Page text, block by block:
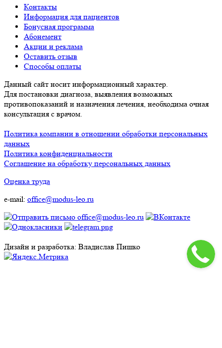
Контакты
Информация для пациентов
Бонусная программа
Абонемент
Акции и реклама
Оставить отзыв
Способы оплаты
Данный сайт носит информационный характер.
Для постановки диагноза, выявления возможных
противопоказаний и назначения лечения, необходима очная
консультация с врачом.
Политика компании в отношении обработки персональных
данных
Политика конфиденциальности
Соглашение на обработку персональных данных
Оценка труда
e-mail: office@modus-leo.ru
Дизайн и разработка: Владислав Пишко